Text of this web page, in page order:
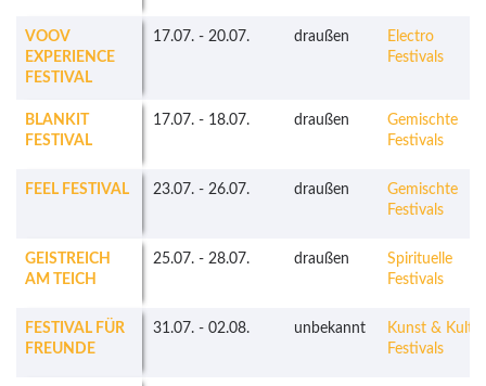
VOOV
EXPERIENCE
FESTIVAL
17.07. - 20.07. draußen
Electro
Festivals
BLANKIT
FESTIVAL
17.07. - 18.07. draußen
Gemischte
Festivals
FEEL FESTIVAL 23.07. - 26.07. draußen
Gemischte
Festivals
GEISTREICH
AM TEICH
25.07. - 28.07. draußen
Spirituelle
Festivals
FESTIVAL FÜR
FREUNDE
31.07. - 02.08. unbekannt
Kunst & Kultur
Festivals